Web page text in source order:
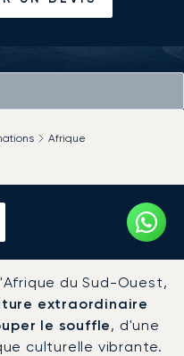
Afrique
depuis et
du Sud-Ouest,
extraordinaire
le souffle, d'une
culturelle vibrante.